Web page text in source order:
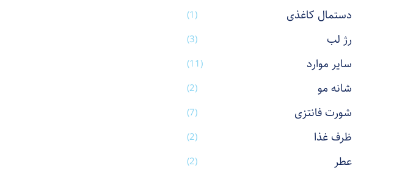
دستمال کاغذی (1)
رژ لب (3)
سایر موارد (11)
شانه مو (2)
شورت فانتزی (7)
ظرف غذا (2)
عطر (2)